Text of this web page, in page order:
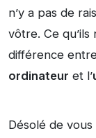
n’y a pas de
vôtre. Ce qu’ils
différence
ordinateur et l’
Désolé de